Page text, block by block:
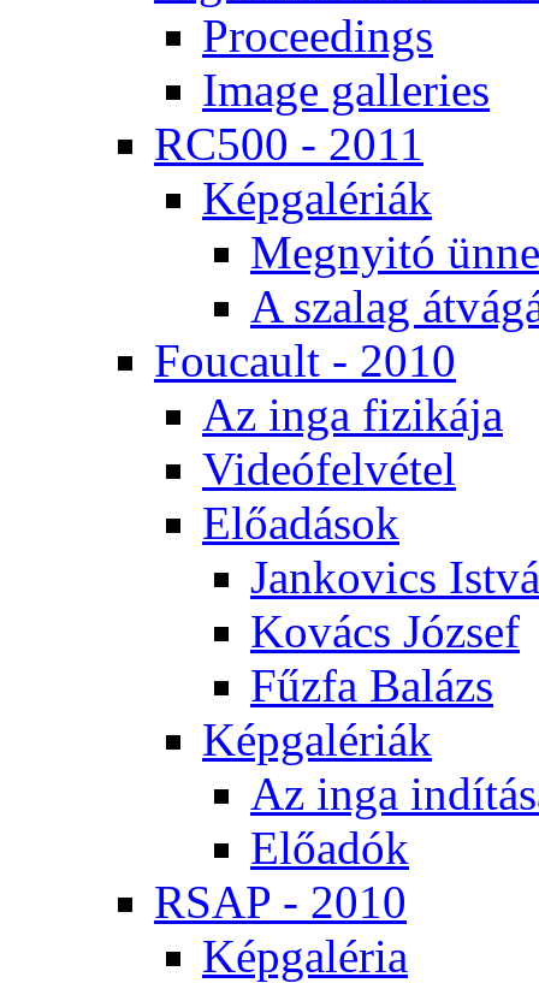
Pro­ce­e­dings
Image gal­le­ri­es
RC500 - 2011
Kép­ga­lé­ri­ák
Meg­nyi­tó
A sza­lag
Fo­u­ca­ult - 2010
Az in­ga fi­zi­ká­ja
Vi­de­ó­fel­vé­tel
Elő­adá­sok
Jan­ko­vics
Ko­vács Jó­zsef
Fűz­fa Ba­lázs
Kép­ga­lé­ri­ák
Az in­ga
Elő­adók
RSAP - 2010
Kép­ga­lé­ria